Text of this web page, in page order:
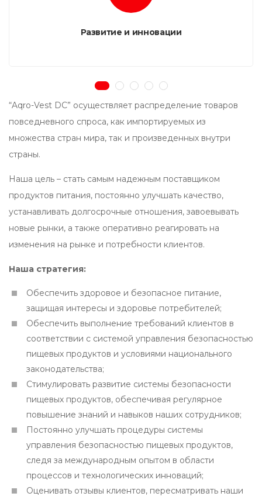
Развитие и инновации
“Aqro-Vest DC” осуществляет распределение товаров
повседневного спроса, как импортируемых из
множества стран мира, так и произведенных внутри
страны.
Наша цель – стать самым надежным поставщиком
продуктов питания, постоянно улучшать качество,
устанавливать долгосрочные отношения, завоевывать
новые рынки, а также оперативно реагировать на
изменения на рынке и потребности клиентов.
Наша стратегия:
Обеспечить здоровое и безопасное питание,
защищая интересы и здоровье потребителей;
Обеспечить выполнение требований клиентов в
соответствии с системой управления безопасностью
пищевых продуктов и условиями национального
законодательства;
Стимулировать развитие системы безопасности
пищевых продуктов, обеспечивая регулярное
повышение знаний и навыков наших сотрудников;
Постоянно улучшать процедуры системы
управления безопасностью пищевых продуктов,
следя за международным опытом в области
процессов и технологических инноваций;
Оценивать отзывы клиентов, пересматривать наши